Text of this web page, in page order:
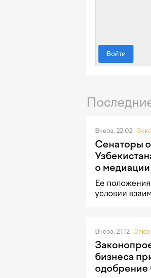
Войти
Вчера, 22:02
Сенаторы
о медиации
Ее
условии
Вчера, 21:12
бизнеса
одобрение